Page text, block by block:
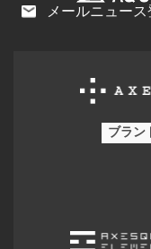
メールニュー
ブラン